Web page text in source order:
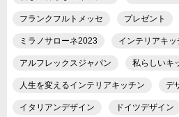
フランクフルトメッセ プレゼント
ミラノサローネ2023 インテリアキ
アルフレックスジャパン 私らしいキ
人生を変えるインテリアキッチン デ
イタリアンデザイン ドイツデザイン